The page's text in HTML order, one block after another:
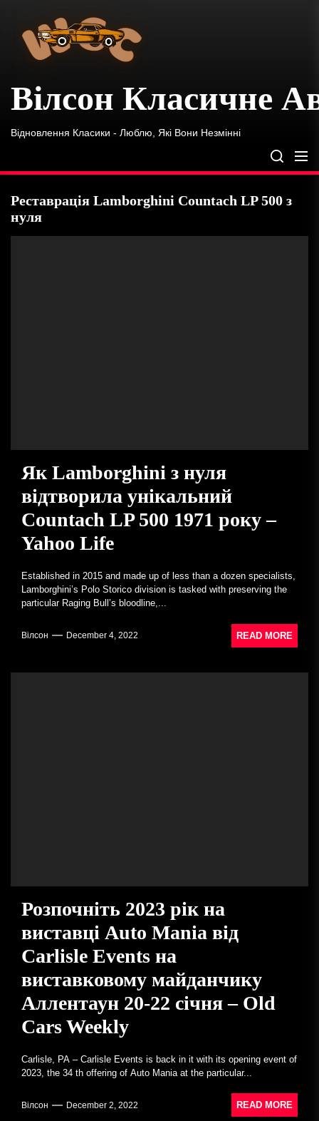
content
Вілсон Класичне
Відновлення Класики - Люблю, Які Вони Незмінні
Реставрація Lamborghini Countach LP 500 з
нуля
Як Lamborghini з нуля
відтворила унікальний
Countach LP 500 1971 року –
Yahoo Life
Established in 2015 and made up of less than a dozen specialists,
Lamborghini’s Polo Storico division is tasked with preserving the
particular Raging Bull’s bloodline,...
Вілсон December 4, 2022 READ MORE
Розпочніть 2023 рік на
виставці Auto Mania від
Carlisle Events на
виставковому майданчику
Аллентаун 20-22 січня – Old
Cars Weekly
Carlisle, PA – Carlisle Events is back in it with its opening event of
2023, the 34 th offering of Auto Mania at the particular...
Вілсон December 2, 2022 READ MORE